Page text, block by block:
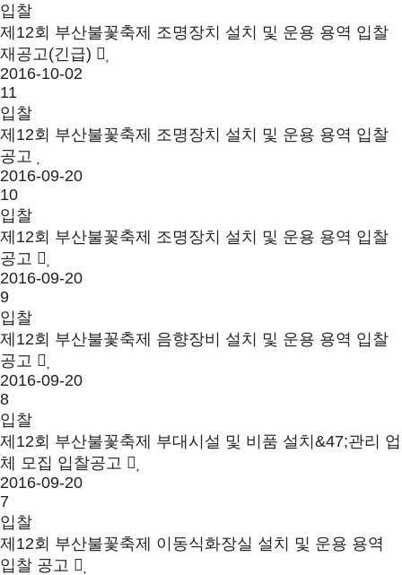
입찰
제12회 부산불꽃축제 조명장치 설치 및 운용 용역 입찰
재공고(긴급)
2016-10-02
11
입찰
제12회 부산불꽃축제 조명장치 설치 및 운용 용역 입찰
공고
2016-09-20
10
입찰
제12회 부산불꽃축제 조명장치 설치 및 운용 용역 입찰
공고
2016-09-20
9
입찰
제12회 부산불꽃축제 음향장비 설치 및 운용 용역 입찰
공고
2016-09-20
8
입찰
제12회 부산불꽃축제 부대시설 및 비품 설치&47;관리 업
체 모집 입찰공고
2016-09-20
7
입찰
제12회 부산불꽃축제 이동식화장실 설치 및 운용 용역
입찰 공고